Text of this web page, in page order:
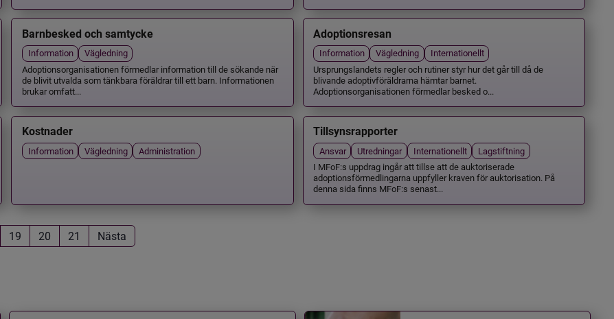
Barnbesked och samtycke
Information
Vägledning
Adoptionsorganisationen förmedlar information till de sökande när
de blivit utvalda som tänkbara föräldrar till ett barn. Informationen
brukar omfatt...
Adoptionsresan
Information Vägledning
Internationellt
Ursprungslandets regler och rutiner styr hur det går till då de
blivande adoptivföräldrarna hämtar barnet.
Adoptionsorganisationen förmedlar besked o...
Kostnader
Information Vägledning Administration
Tillsynsrapporter
Ansvar Utredningar Internationellt
Lagstiftning
I MFoF:s uppdrag ingår att tillse att de auktoriserade
adoptionsförmedlingarna uppfyller kraven för auktorisation. På
denna sida finns MFoF:s senast...
19 20 21 Nästa